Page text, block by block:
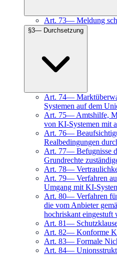
Art. 73— Meldung
§3— Durchsetzung
Art. 74—
Systemen auf dem
Art. 75— Amtshilfe,
von KI-Systemen mit
Art. 76—
Realbedingungen
Art. 77— Befugnisse
Grundrechte
Art. 78—
Art. 79— Verfahren
Umgang mit KI-
Art. 80— Verfahren
die vom Anbieter
hochriskant eingestuft
Art. 81—
Art. 82— Konforme
Art. 83— Formale
Art. 84—